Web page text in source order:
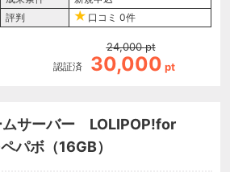
評判
口コミ 0件
認証済
24,000 pt
30,000 pt
ムサーバー LOLIPOP!for
パボ（16GB）